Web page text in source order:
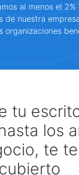
al menos el 2%
de nuestra
organizaciones
tu
los
te